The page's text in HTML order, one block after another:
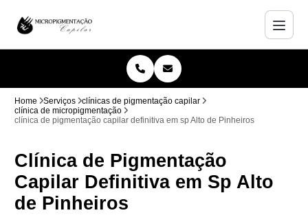
Home Serviços
clínicas de pigmentação capilar
clínica de micropigmentação
clínica de pigmentação capilar definitiva em sp Alto de Pinheiros
Clínica de Pigmentação
Capilar Definitiva em Sp Alto
de Pinheiros